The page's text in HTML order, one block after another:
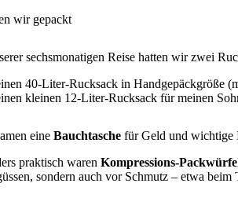
wir gepackt
sechsmonatigen Reise hatten wir zwei
40-Liter-Rucksack in Handgepäckgröße
kleinen 12-Liter-Rucksack für meinen
eine Bauchtaschefür Geld und wichtige
praktisch waren Kompressions-
sondern auch vor Schmutz – etwa